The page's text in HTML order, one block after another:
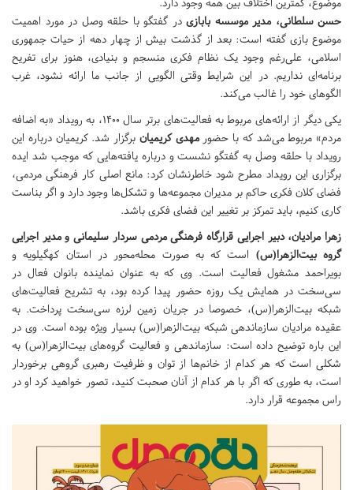
حسن سلطانی، مدیر موسسه بابازیدر گفتگو با حلقه وصل در مورد اهمیت
موضوع بازی گفته است: بعد از گذشت بیش از چهار دهه از حیات جمهوری
اسلامی، علی‌رغم وجود یک نظام فکری منسجم و بنیادی، هنوز برای تفریح
برنامه‌ای نداریم. در این شرایط وقتی الگویی از جانب ما ارائه نشود، غرب
الگوهای خود را غالب می‌کند.
یکی دیگر از ارائه‌های مربوط به فعالیت‌های برتر سال 1400، به رویداد «به اضافه
مردم» مربوط می‌شد که با حضورمهدی کریمیان برگزار شد. کریمیان درباره این
رویداد با حلقه وصل به گفتگو نشست و درباره یافته‌هایی که موجب شد ایده
برگزاری این رویداد مطرح شود خاطرنشان کرد: مانع اصلی کار فرهنگی مردمی،
فضای کلان فکری حاکم بر مدیران مجموعه‌ها و تشکل‌ها وجود دارد و اگر بناست
کاری کنیم، باید تمرکز بر تغییر این فضای فکری باشد.
زهرا مرادیان، دبیر اجرایی قرارگاه فرهنگی مردمی سردار سلیمانی و مدیر اجرایی
گروه بیت‌الزهرا(س) است که به صورت محله‌محور در استان کهگیلویه و
بویراحمد مشغول فعالیت است. وی که به عنوان نماینده بانوان فعال در
سی‌سخت در همایش یک روزه حضور پیدا کرده بود، به تشریح فعالیت‌های
شبکه بیت‌الزهرا(س)، خصوصا در جریان زمین لرزه سی‌سخت پرداخت. به
عقیده مرادیان سازماندهی شبکه بیت‌الزهرا(س) بسیار ویژه بوده است. وی در
این باره توضیح داده است: سازماندهی و فعالیت گروه‌های بیت‌الزهرا(س) به
شکلی است که هر کدام از خانم‌ها از توان و ظرفیت رهبری گروهی برخوردار
است، به طوری که اگر با هر کدام از آنان صحبت کنید، تصور خواهید کرد او در
راس مجموعه قرار دارد.